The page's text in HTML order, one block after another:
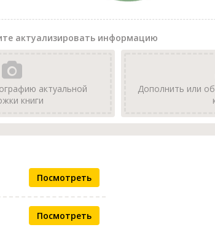
актуализировать информацию
актуальной
книги
Дополнить или
Посмотреть
Посмотреть